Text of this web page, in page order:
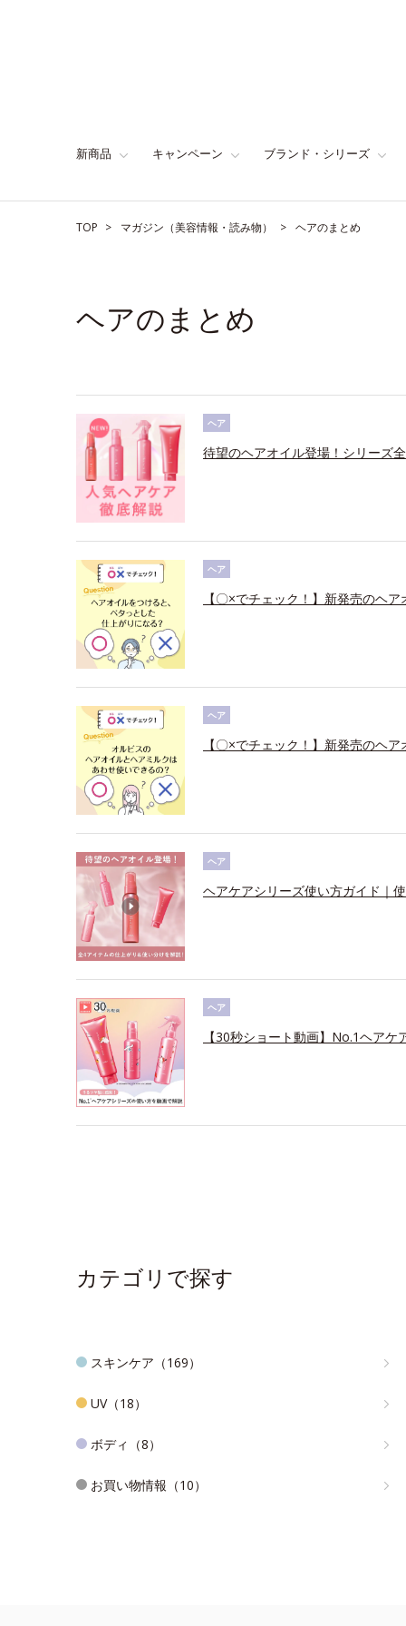
新商品 キャンペーン ブランド・シリーズ
TOP マガジン（美容情報・読み物） ヘアのまとめ
ヘアのまとめ
ヘア
待望のヘアオイル登場！シリーズ
ヘア
【〇×でチェック！】新発売のヘ
ヘア
【〇×でチェック！】新発売のヘ
ヘア
ヘアケアシリーズ使い方ガイド｜
ヘア
【30秒ショート動画】No.1ヘア
カテゴリで探す
スキンケア（169）
UV（18）
ボディ（8）
お買い物情報（10）